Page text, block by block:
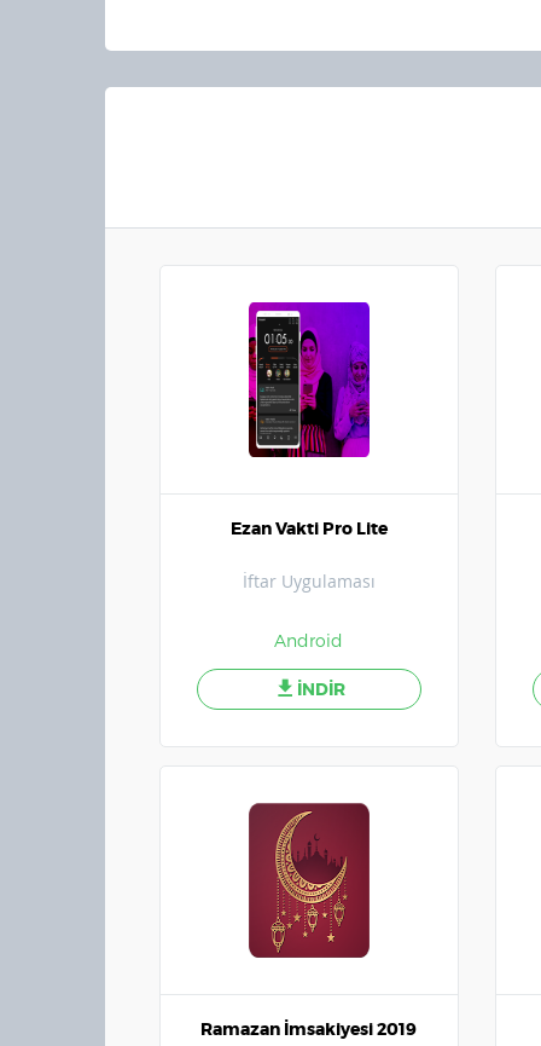
Ezan Vakti Pro Lite
İftar Uygulaması
Android
İNDİR
Ramazan İmsakiyesi 2019